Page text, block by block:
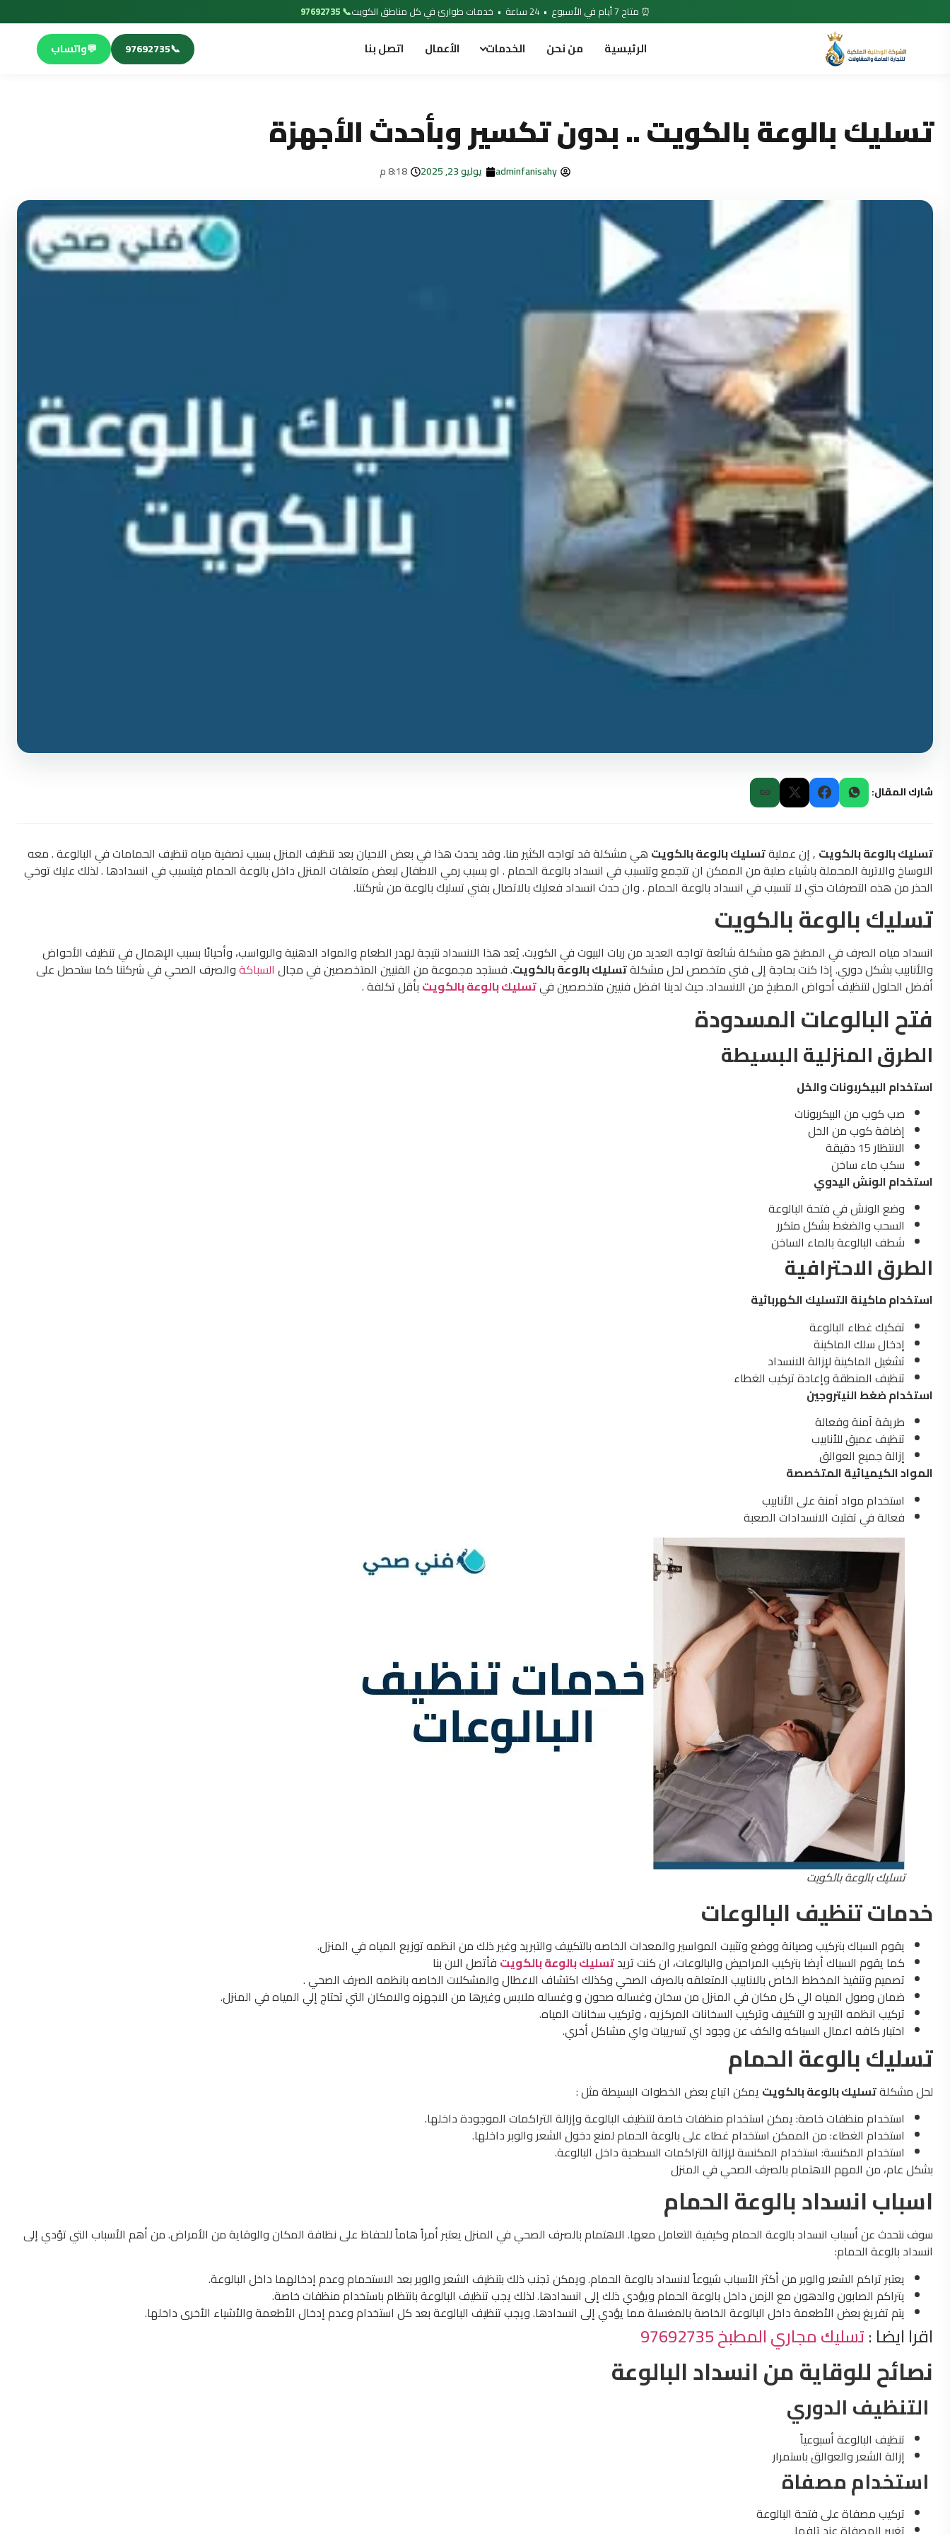
⏰ متاح 7 أيام في الأسبوع • 24 ساعة • خدمات طوارئ في كل مناطق الكويت 📞 97692735
الرئيسية من نحن الخدمات الأعمال اتصل بنا 📞
97692735
💬واتساب
تسليك بالوعة بالكويت .. بدون تكسير وبأحدث الأجهزة
adminfanisahy يوليو 23, 2025 8:18 م
شارك المقال:
تسليك بالوعة بالكويت , إن عمليةتسليك بالوعة بالكويت هي مشكلة قد تواجه الكثير منا. وقد يحدث هذا في بعض الاحيان بعد تنظيف المنزل بسبب تصفية مياه تنظيف الحمامات في البالوعة . معه
الاوساخ والاتربة المحملة باشياء صلبة من الممكن ان تتجمع وتتسبب في انسداد بالوعة الحمام . او بسبب رمي الاطفال لبعض متعلقات المنزل داخل بالوعة الحمام فيتسبب في انسدادها . لذلك عليك توخي
الحذر من هذه التصرفات حتي لا تتسبب في انسداد بالوعة الحمام . وان حدث انسداد فعليك بالاتصال بفني تسليك بالوعة من شركتنا.
تسليك بالوعة بالكويت
انسداد مياه الصرف في المطبخ هو مشكلة شائعة تواجه العديد من ربات البيوت في الكويت. يُعد هذا الانسداد نتيجة لهدر الطعام والمواد الدهنية والرواسب، وأحيانًا بسبب الإهمال في تنظيف الأحواض
والأنابيب بشكل دوري. إذا كنت بحاجة إلى فني متخصص لحل مشكلةتسليك بالوعة بالكويت. فستجد مجموعة من الفنيين المتخصصين في مجال السباكةوالصرف الصحي في شركتنا كما ستحصل على
أفضل الحلول لتنظيف أحواض المطبخ من الانسداد. حيث لدينا افضل فنيين متخصصين فيتسليك بالوعة بالكويت بأقل تكلفة .
فتح البالوعات المسدودة
الطرق المنزلية البسيطة
استخدام البيكربونات والخل
صب كوب من البيكربونات
إضافة كوب من الخل
الانتظار 15 دقيقة
سكب ماء ساخن
استخدام الونش اليدوي
وضع الونش في فتحة البالوعة
السحب والضغط بشكل متكرر
شطف البالوعة بالماء الساخن
الطرق الاحترافية
استخدام ماكينة التسليك الكهربائية
تفكيك غطاء البالوعة
إدخال سلك الماكينة
تشغيل الماكينة لإزالة الانسداد
تنظيف المنطقة وإعادة تركيب الغطاء
استخدام ضغط النيتروجين
طريقة آمنة وفعالة
تنظيف عميق للأنابيب
إزالة جميع العوالق
المواد الكيميائية المتخصصة
استخدام مواد آمنة على الأنابيب
فعالة في تفتيت الانسدادات الصعبة
تسليك بالوعة بالكويت
خدمات تنظيف البالوعات
يقوم السباك بتركيب وصيانة ووضع وتثبيت المواسير والمعدات الخاصه بالتكييف والتبريد وغير ذلك من انظمه توزيع المياه في المنزل.
كما يقوم السباك أيضا بتركيب المراحيض والبالوعات، ان كنت تريدتسليك بالوعة بالكويت فأتصل الان بنا
تصميم وتنفيذ المخطط الخاص بالانابيب المتعلقه بالصرف الصحي وكذلك اكتشاف الاعطال والمشكلات الخاصه بانظمه الصرف الصحي .
ضمان وصول المياه الي كل مكان في المنزل من سخان وغساله صحون و وغساله ملابس وغيرها من الاجهزه والامكان التي تحتاج إلي المياه في المنزل.
تركيب انظمه التبريد و التكييف وتركيب السخانات المركزيه ، وتركيب سخانات المياه.
اختبار كافه اعمال السباكه والكف عن وجود اي تسريبات واي مشاكل أخري.
تسليك بالوعة الحمام
لحل مشكلةتسليك بالوعة بالكويت يمكن اتباع بعض الخطوات البسيطة مثل :
استخدام منظفات خاصة: يمكن استخدام منظفات خاصة لتنظيف البالوعة وإزالة التراكمات الموجودة داخلها.
استخدام الغطاء: من الممكن استخدام غطاء على بالوعة الحمام لمنع دخول الشعر والوبر داخلها.
استخدام المكنسة: استخدام المكنسة لإزالة التراكمات السطحية داخل البالوعة.
بشكل عام، من المهم الاهتمام بالصرف الصحي في المنزل
اسباب انسداد بالوعة الحمام
سوف نتحدث عن أسباب انسداد بالوعة الحمام وكيفية التعامل معها. الاهتمام بالصرف الصحي في المنزل يعتبر أمراً هاماً للحفاظ على نظافة المكان والوقاية من الأمراض. من أهم الأسباب التي تؤدي إلى
انسداد بالوعة الحمام:
يعتبر تراكم الشعر والوبر من أكثر الأسباب شيوعاً لانسداد بالوعة الحمام. ويمكن تجنب ذلك بتنظيف الشعر والوبر بعد الاستحمام وعدم إدخالهما داخل البالوعة.
يتراكم الصابون والدهون مع الزمن داخل بالوعة الحمام ويؤدي ذلك إلى انسدادها. لذلك يجب تنظيف البالوعة بانتظام باستخدام منظفات خاصة.
يتم تفريغ بعض الأطعمة داخل البالوعة الخاصة بالمغسلة مما يؤدي إلى انسدادها. ويجب تنظيف البالوعة بعد كل استخدام وعدم إدخال الأطعمة والأشياء الأخرى داخلها.
اقرا ايضا :تسليك مجاري المطبخ 97692735
نصائح للوقاية من انسداد البالوعة
التنظيف الدوري
تنظيف البالوعة أسبوعياً
إزالة الشعر والعوالق باستمرار
استخدام مصفاة
تركيب مصفاة على فتحة البالوعة